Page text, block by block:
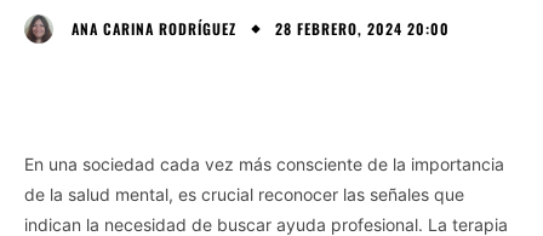
ANA CARINA RODRÍGUEZ 28 FEBRERO, 2024 20:00
En una sociedad cada vez más consciente de la importancia
de la salud mental, es crucial reconocer las señales que
indican la necesidad de buscar ayuda profesional. La terapia